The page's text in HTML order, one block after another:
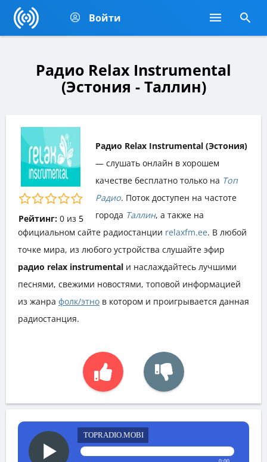
Войти
Радио Relax Instrumental
(Эстония - Таллин)
Рейтинг: 0из 5
Радио Relax Instrumental (Эстония)
— слушать онлайн в хорошем
качестве бесплатно только на Топ
Радио. Поток доступен на частоте
города Таллин, а также на
официальном сайте радиостанции relaxfm.ee. В любой
точке мира, из любого устройства слушайте эфир
радио relax instrumental и наслаждайтесь лучшими
песнями, свежими новостями, топовой информацией
из жанра фолк/этно в котором и проигрывается данная
радиостанция.
TOPRADIO.MOBI